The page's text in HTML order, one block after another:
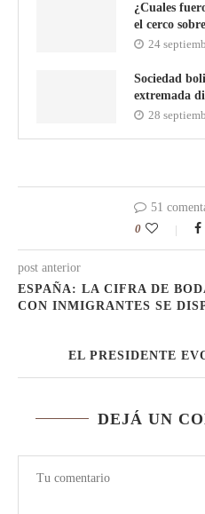
¿Cuales
el cerco
24
Sociedad
extremada
28
51
0
post anterior
ESPAÑA: LA CIFRA DE
CON INMIGRANTES SE
EL PRESIDENTE
DEJÁ UN